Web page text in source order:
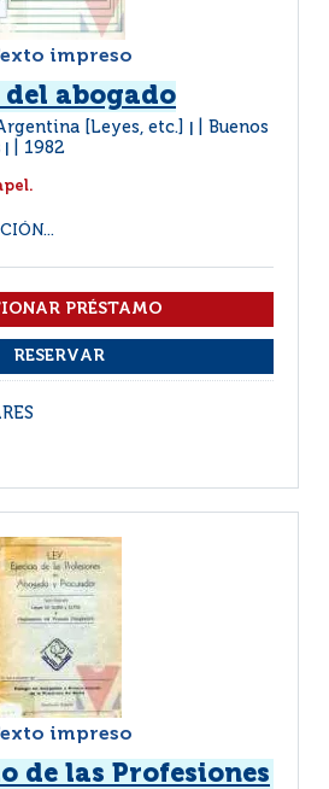
impreso
abogado
[Leyes, etc.]
Buenos
1982
impreso
de las Profesiones